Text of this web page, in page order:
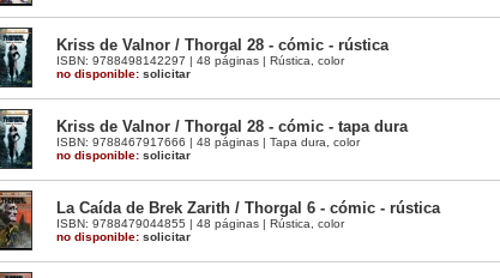
Kriss de Valnor / Thorgal 28 - cómic - rústica
ISBN: 9788498142297 | 48 páginas | Rústica, color
no disponible: solicitar
Kriss de Valnor / Thorgal 28 - cómic - tapa dura
ISBN: 9788467917666 | 48 páginas | Tapa dura, color
no disponible: solicitar
La Caída de Brek Zarith / Thorgal 6 - cómic - rústica
ISBN: 9788479044855 | 48 páginas | Rústica, color
no disponible: solicitar